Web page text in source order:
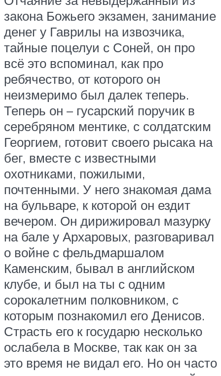
закона Божьего экзамен, занимание
денег у Гаврилы на извозчика,
тайные поцелуи с Соней, он про
всё это вспоминал, как про
ребячество, от которого он
неизмеримо был далек теперь.
Теперь он – гусарский поручик в
серебряном ментике, с солдатским
Георгием, готовит своего рысака на
бег, вместе с известными
охотниками, пожилыми,
почтенными. У него знакомая дама
на бульваре, к которой он ездит
вечером. Он дирижировал мазурку
на бале у Архаровых, разговаривал
о войне с фельдмаршалом
Каменским, бывал в английском
клубе, и был на ты с одним
сорокалетним полковником, с
которым познакомил его Денисов.
Страсть его к государю несколько
ослабела в Москве, так как он за
это время не видал его. Но он часто